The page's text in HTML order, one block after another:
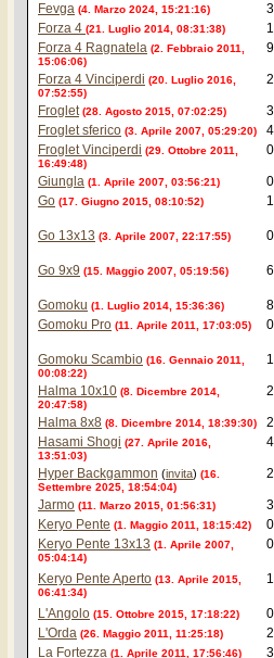
Fevga (4. Marzo 2024, 15:21:16)
Forza 4 (21. Luglio 2014, 08:31:38)
Forza 4 Ragnatela (2. Febbraio 2011,
15:06:06)
9
Forza 4 Vinciperdi (20. Luglio 2016,
07:52:55)
2
Froglet (28. Agosto 2015, 07:02:25)
Froglet sferico (3. Aprile 2007, 05:29:20)
4
Froglet Vinciperdi (29. Ottobre 2011,
16:49:48)
0
Giungla (1. Aprile 2007, 03:56:21)
0
Go (17. Giugno 2015, 08:10:52) 1
Go 13x13 (3. Aprile 2007, 22:17:55) 0
Go 9x9 (15. Maggio 2007, 05:19:56) 6
Gomoku (1. Luglio 2014, 15:36:36)
Gomoku Pro (11. Aprile 2011, 17:03:05) 0
Gomoku Scambio (16. Gennaio 2011,
00:08:22)
1
Halma 10x10 (8. Dicembre 2014,
20:47:58)
2
Halma 8x8 (8. Dicembre 2014, 18:39:30)
Hasami Shogi (27. Aprile 2016,
13:51:03)
Hyper Backgammon (invita) (16.
Settembre 2025, 18:54:04)
Jarmo (11. Marzo 2015, 01:56:31)
3
Keryo Pente (1. Maggio 2011, 18:15:42)
0
Keryo Pente 13x13 (1. Aprile 2007,
05:04:14)
0
Keryo Pente Aperto (13. Aprile 2015,
06:41:34)
1
L'Angolo (15. Ottobre 2015, 17:18:22)
0
L'Orda (26. Maggio 2011, 11:25:18)
2
La Fortezza (1. Aprile 2011, 17:56:46)
3